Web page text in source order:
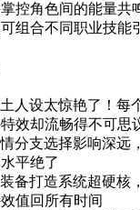
控角色间的能量共
组合不同职业技能
土人设太惊艳了！每
效却流畅得不可思
情分支选择影响深远
平绝了
装备打造系统超硬核
值回所有时间